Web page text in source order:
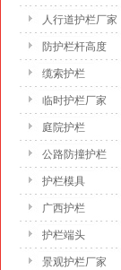
人行道护栏厂家
防护栏杆高度
缆索护栏
临时护栏厂家
庭院护栏
公路防撞护栏
护栏模具
广西护栏
护栏端头
景观护栏厂家